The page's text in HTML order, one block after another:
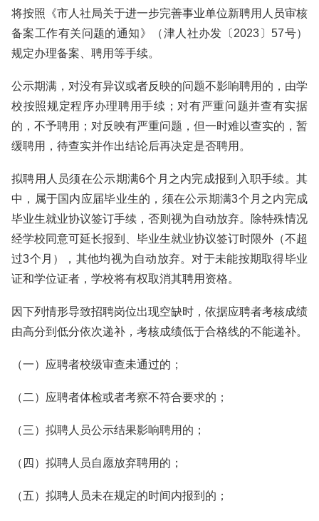
将按照《市人社局关于进一步完善事业单位新聘用人员审核
备案工作有关问题的通知》（津人社办发〔2023〕57号）
规定办理备案、聘用等手续。
公示期满，对没有异议或者反映的问题不影响聘用的，由学
校按照规定程序办理聘用手续；对有严重问题并查有实据
的，不予聘用；对反映有严重问题，但一时难以查实的，暂
缓聘用，待查实并作出结论后再决定是否聘用。
拟聘用人员须在公示期满6个月之内完成报到入职手续。其
中，属于国内应届毕业生的，须在公示期满3个月之内完成
毕业生就业协议签订手续，否则视为自动放弃。除特殊情况
经学校同意可延长报到、毕业生就业协议签订时限外（不超
过3个月），其他均视为自动放弃。对于未能按期取得毕业
证和学位证者，学校将有权取消其聘用资格。
因下列情形导致招聘岗位出现空缺时，依据应聘者考核成绩
由高分到低分依次递补，考核成绩低于合格线的不能递补。
（一）应聘者校级审查未通过的；
（二）应聘者体检或者考察不符合要求的；
（三）拟聘人员公示结果影响聘用的；
（四）拟聘人员自愿放弃聘用的；
（五）拟聘人员未在规定的时间内报到的；